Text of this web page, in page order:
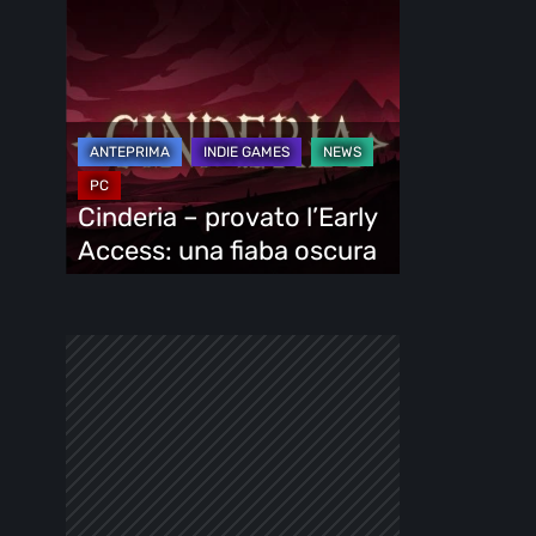
l’Early
Access:
una
fiaba
oscura
Cinderia – provato l’Early
Access: una fiaba oscura